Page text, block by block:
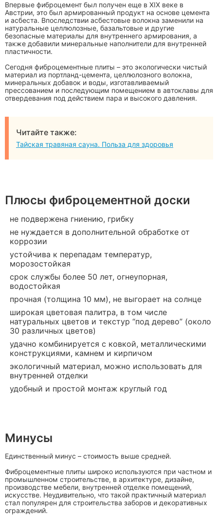
Впервые фиброцемент был получен еще в XIX веке в
Австрии, это был армированный продукт на основе цемента
и асбеста. Впоследствии асбестовые волокна заменили на
натуральные целлюлозные, базальтовые и другие
безопасные материалы для внутреннего армирования, а
также добавили минеральные наполнители для внутренней
пластичности.
Сегодня фиброцементные плиты – это экологически чистый
материал из портланд-цемента, целлюлозного волокна,
минеральных добавок и воды, изготавливаемый
прессованием и последующим помещением в автоклавы для
отвердевания под действием пара и высокого давления.
Читайте также:
Тайская травяная сауна. Польза для здоровья
Плюсы фиброцементной доски
не подвержена гниению, грибку
не нуждается в дополнительной обработке от
коррозии
устойчива к перепадам температур,
морозостойкая
срок службы более 50 лет, огнеупорная,
водостойкая
прочная (толщина 10 мм), не выгорает на солнце
широкая цветовая палитра, в том числе
натуральных цветов и текстур “под дерево” (около
30 различных цветов)
удачно комбинируется с ковкой, металлическими
конструкциями, камнем и кирпичом
экологичный материал, можно использовать для
внутренней отделки
удобный и простой монтаж круглый год
Минусы
Единственный минус – стоимость выше средней.
Фиброцементные плиты широко используются при частном и
промышленном строительстве, в архитектуре, дизайне,
производстве мебели, внутренней отделке помещений,
искусстве. Неудивительно, что такой практичный материал
стал популярен для строительства заборов и декоративных
ограждений.